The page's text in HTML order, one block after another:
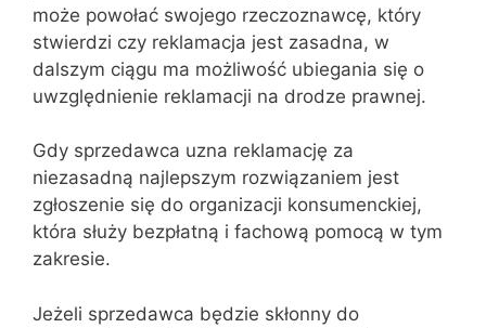
może powołać swojego rzeczoznawcę, który
stwierdzi czy reklamacja jest zasadna, w
dalszym ciągu ma możliwość ubiegania się o
uwzględnienie reklamacji na drodze prawnej.
Gdy sprzedawca uzna reklamację za
niezasadną najlepszym rozwiązaniem jest
zgłoszenie się do organizacji konsumenckiej,
która służy bezpłatną i fachową pomocą w tym
zakresie.
Jeżeli sprzedawca będzie skłonny do